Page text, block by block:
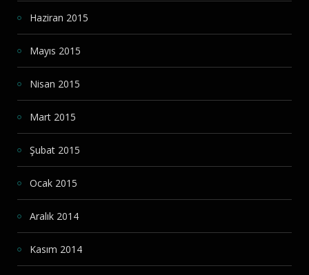
Haziran 2015
Mayıs 2015
Nisan 2015
Mart 2015
Şubat 2015
Ocak 2015
Aralık 2014
Kasım 2014